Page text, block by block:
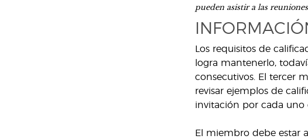
pueden asistir a las
Los requisitos de
logra mantenerlo,
consecutivos. El tercer
revisar ejemplos de
invitación por cada uno
El miembro debe estar